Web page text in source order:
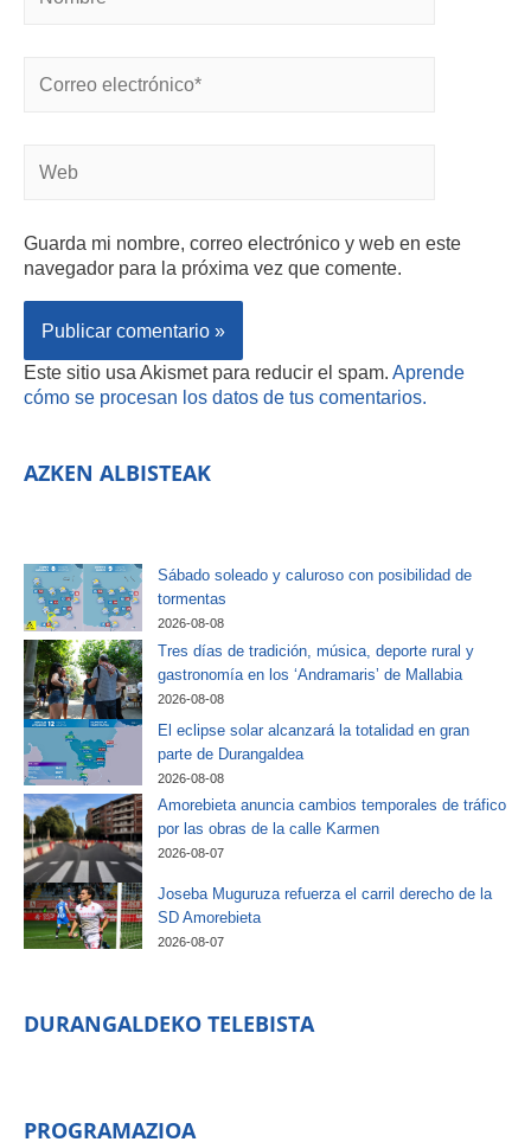
Guarda mi nombre, correo electrónico y web en este
navegador para la próxima vez que comente.
Este sitio usa Akismet para reducir el spam. Aprende
cómo se procesan los datos de tus comentarios.
AZKEN ALBISTEAK
Sábado soleado y caluroso con posibilidad de
tormentas
2026-08-08
Tres días de tradición, música, deporte rural y
gastronomía en los ‘Andramaris’ de Mallabia
2026-08-08
El eclipse solar alcanzará la totalidad en gran
parte de Durangaldea
2026-08-08
Amorebieta anuncia cambios temporales de tráfico
por las obras de la calle Karmen
2026-08-07
Joseba Muguruza refuerza el carril derecho de la
SD Amorebieta
2026-08-07
DURANGALDEKO TELEBISTA
PROGRAMAZIOA